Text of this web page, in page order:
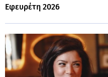
Εφευρέτη 2026